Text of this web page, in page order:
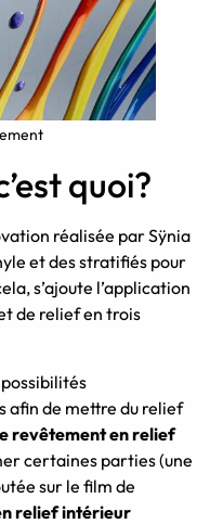
quoi?
réalisée par Sÿnia
et des stratifiés pour
s’ajoute l’application
de relief en trois
afin de mettre du relief
revêtement en relief
certaines parties (une
sur le film de
relief intérieur